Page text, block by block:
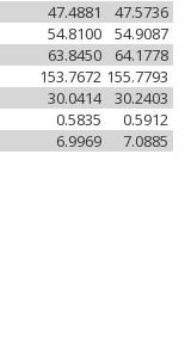
47.5736
47.4881
54.9087
54.8100
64.1778
63.8450
155.7793
153.7672
30.2403
30.0414
0.5912
0.5835
7.0885
6.9969